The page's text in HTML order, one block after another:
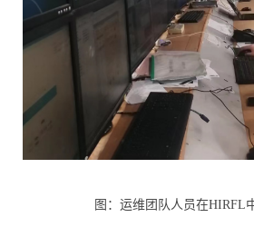
图：运维团队人员在HIRFL